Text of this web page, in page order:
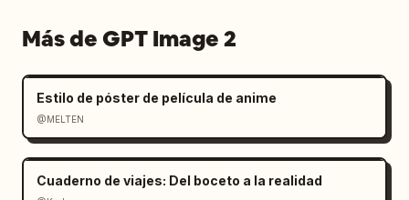
Más de GPT Image 2
Estilo de póster de película de anime
@MELTEN
Cuaderno de viajes: Del boceto a la realidad